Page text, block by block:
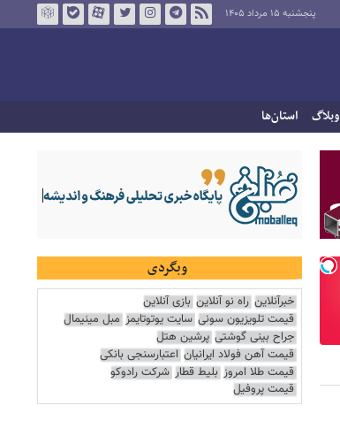
پنجشنبه ۱۵ مرداد ۱۴۰۵
وبلاگ استان‌ها
وبگردی
خبرآنلاین راه نو آنلاین بازی آنلاین
قیمت تلویزیون سونی سایت یوتوتایمز مبل مینیمال
جراح بینی گوشتی پرشین هتل
قیمت آهن فولاد ایرانیان اعتبارسنجی بانکی
قیمت طلا امروز بلیط قطار شرکت رادوکو
قیمت پروفیل